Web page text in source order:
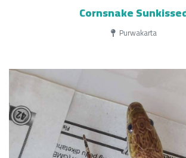
Cornsnake
Purwakarta